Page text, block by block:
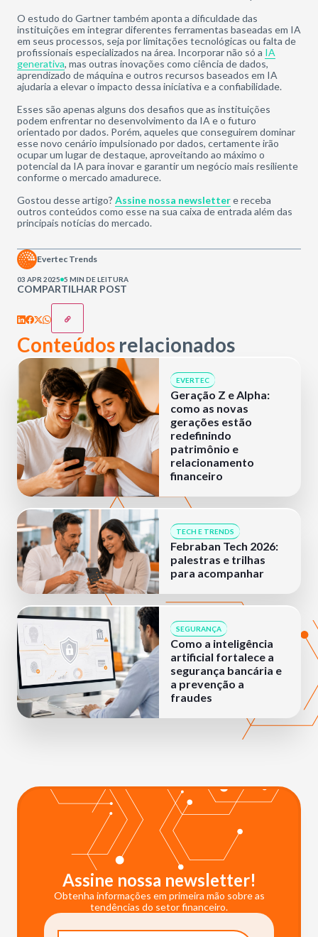
O estudo do Gartner também aponta a dificuldade das
instituições em integrar diferentes ferramentas baseadas em IA
em seus processos, seja por limitações tecnológicas ou falta de
profissionais especializados na área. Incorporar não só a IA
generativa, mas outras inovações como ciência de dados,
aprendizado de máquina e outros recursos baseados em IA
ajudaria a elevar o impacto dessa iniciativa e a confiabilidade.
Esses são apenas alguns dos desafios que as instituições
podem enfrentar no desenvolvimento da IA e o futuro
orientado por dados. Porém, aqueles que conseguirem dominar
esse novo cenário impulsionado por dados, certamente irão
ocupar um lugar de destaque, aproveitando ao máximo o
potencial da IA para inovar e garantir um negócio mais resiliente
conforme o mercado amadurece.
Gostou desse artigo? Assine nossa newslettere receba
outros conteúdos como esse na sua caixa de entrada além das
principais notícias do mercado.
COMPARTILHAR POST
Evertec Trends
03 APR 2025 5 MIN DE LEITURA
Conteúdos relacionados
EVERTEC
Geração Z e Alpha:
como as novas
gerações estão
redefinindo
patrimônio e
relacionamento
financeiro
TECH E TRENDS
Febraban Tech 2026:
palestras e trilhas
para acompanhar
SEGURANÇA
Como a inteligência
artificial fortalece a
segurança bancária e
a prevenção a
fraudes
Assine nossa newsletter!
Obtenha informações em primeira mão sobre as
tendências do setor financeiro.